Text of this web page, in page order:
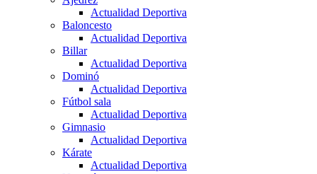
Actualidad Deportiva
Baloncesto
Actualidad Deportiva
Billar
Actualidad Deportiva
Dominó
Actualidad Deportiva
Fútbol sala
Actualidad Deportiva
Gimnasio
Actualidad Deportiva
Kárate
Actualidad Deportiva